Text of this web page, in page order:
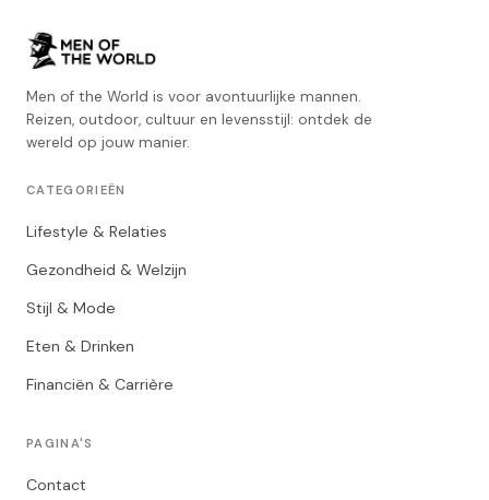
Men of the World is voor avontuurlijke mannen.
Reizen, outdoor, cultuur en levensstijl: ontdek de
wereld op jouw manier.
CATEGORIEËN
Lifestyle & Relaties
Gezondheid & Welzijn
Stijl & Mode
Eten & Drinken
Financiën & Carrière
PAGINA'S
Contact